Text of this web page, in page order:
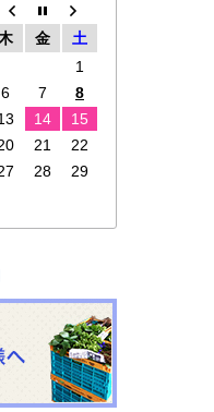
金
土
1
6 7
8
14
15
21
22
28
29